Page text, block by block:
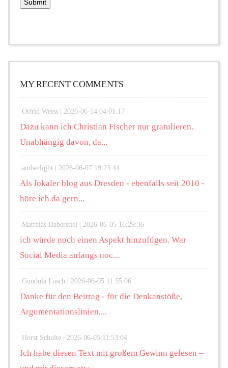
MY RECENT COMMENTS
Otfrid Weiss | 2026-06-14 04:01:17
Dazu kann ich Christian Fischer nur gratulieren.
Unabhängig davon, da...
amberlight | 2026-06-07 19:23:44
Als lokaler blog aus Dresden - ebenfalls seit 2010 -
höre ich da gern...
Matthias Daberstiel | 2026-06-05 16:29:36
ich würde noch einen Aspekt hinzufügen. War
Social Media anfangs noc...
Gundula Lasch | 2026-06-05 11:55:06
Danke für den Beitrag - für die Denkanstöße,
Argumentationslinien,...
Horst Schulte | 2026-06-05 11:53:04
Ich habe diesen Text mit großem Gewinn gelesen –